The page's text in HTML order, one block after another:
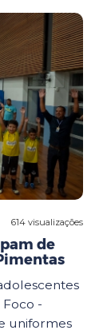
614 visualizações
de
-
uniformes